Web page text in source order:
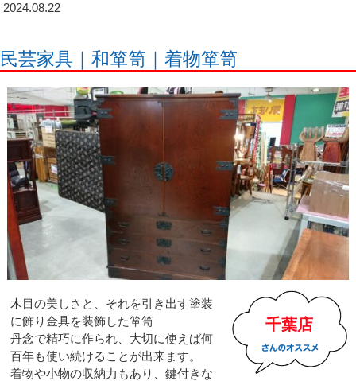
2024.08.22
民芸家具｜和箪笥｜着物箪笥
千葉店
木目の美しさと、それを引き出す塗装
に飾り金具を装飾した箪笥
丹念で精巧に作られ、大切に使えば何
百年も使い続けることが出来ます。
着物や小物の収納力もあり、鍵付きな